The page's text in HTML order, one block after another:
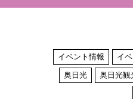
イベント情報 イ
奥日光 奥日光観